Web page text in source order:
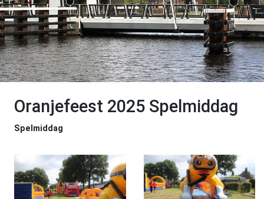
Oranjefeest 2025 Spelmiddag
Spelmiddag